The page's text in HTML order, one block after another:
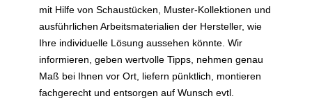
mit Hilfe von Schaustücken, Muster-Kollektionen und
ausführlichen Arbeitsmaterialien der Hersteller, wie
Ihre individuelle Lösung aussehen könnte. Wir
informieren, geben wertvolle Tipps, nehmen genau
Maß bei Ihnen vor Ort, liefern pünktlich, montieren
fachgerecht und entsorgen auf Wunsch evtl.